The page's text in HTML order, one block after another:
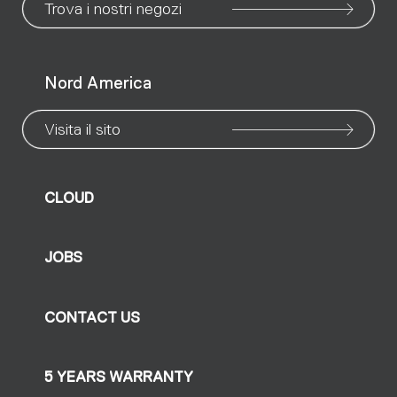
Trova i nostri negozi
Nord America
Visita il sito
CLOUD
JOBS
CONTACT US
5 YEARS WARRANTY